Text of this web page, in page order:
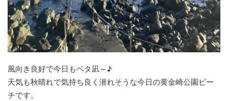
風向き良好で今日もベタ凪～♪
天気も秋晴れで気持ち良く潜れそうな今日の黄金崎公園ビー
チです。